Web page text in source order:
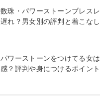
数珠・パワーストーンブレス
遅れ？男女別の評判と着こな
パワーストーンをつけてる女
感？評判や身につけるポイン